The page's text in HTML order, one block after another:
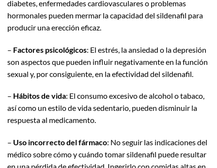
diabetes, enfermedades cardiovasculares o problemas
hormonales pueden mermar la capacidad del sildenafil para
producir una erección eficaz.
– Factores psicológicos: El estrés, la ansiedad o la depresión
son aspectos que pueden influir negativamente en la función
sexual y, por consiguiente, en la efectividad del sildenafil.
– Hábitos de vida: El consumo excesivo de alcohol o tabaco,
así como un estilo de vida sedentario, pueden disminuir la
respuesta al medicamento.
– Uso incorrecto del fármaco: No seguir las indicaciones del
médico sobre cómo y cuándo tomar sildenafil puede resultar